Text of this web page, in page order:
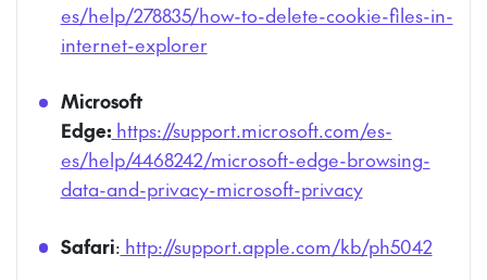
es/help/278835/how-to-delete-cookie-files-in-
internet-explorer
Microsoft
Edge: https://support.microsoft.com/es-
es/help/4468242/microsoft-edge-browsing-
data-and-privacy-microsoft-privacy
Safari: http://support.apple.com/kb/ph5042